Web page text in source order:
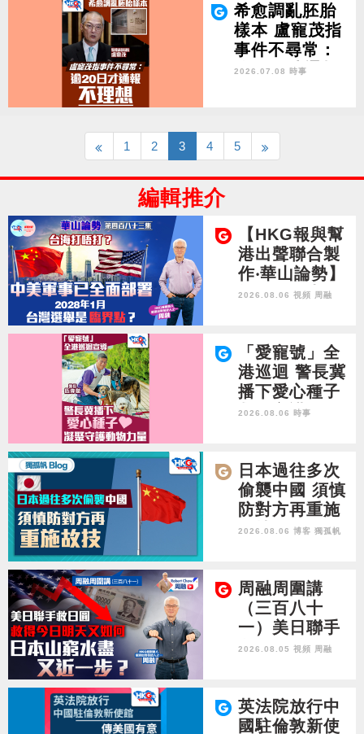
希愈調亂胚胎
樣本 盧寵茂指
事件不尋常：
逾20日才通報
2026.07.08 時事
1 2 3 4 5
編輯推介
【HKG報與幫
港出聲聯合製
作‧華山論勢】
第四百八十三
已全面部署 20
28年1月台灣
選舉是臨界
點？
2026.08.06 視頻 周融
「愛寵號」全
港巡迴 警長冀
播下愛心種子
凝聚守護動物
2026.08.06 時事
日本過往多次
偷襲中國 須慎
防對方再重施
故技
2026.08.06 博客 獨孤帆
周融周圍講
（三百八十
一）美日聯手
救日圓 救得今
又近一步？
2026.08.05 視頻 周融
英法院放行中
國駐倫敦新使